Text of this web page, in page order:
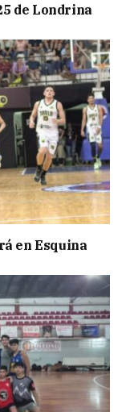
de Londrina
en Esquina